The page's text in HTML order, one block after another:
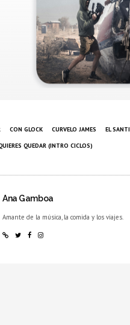
CON GLOCK CURVELO JAMES EL SANTI
QUEDAR (INTRO CICLOS)
Ana Gamboa
Amante de la música, la comida y los viajes.